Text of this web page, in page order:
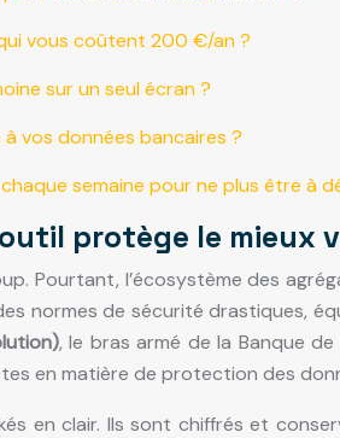
vous coûtent 200 €/an ?
sur un seul écran ?
vos données bancaires ?
semaine pour ne plus être à
protège le mieux
Pourtant, l’écosystème des
normes de sécurité drastiques,
, le bras armé de la Banque
en matière de protection des
en clair. Ils sont chiffrés et